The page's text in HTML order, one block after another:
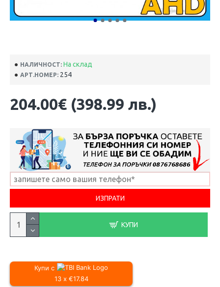
НАЛИЧНОСТ: На склад
АРТ.НОМЕР: 254
204.00€ (398.99 лв.)
КУПИ
Купи с
13 x €17.84